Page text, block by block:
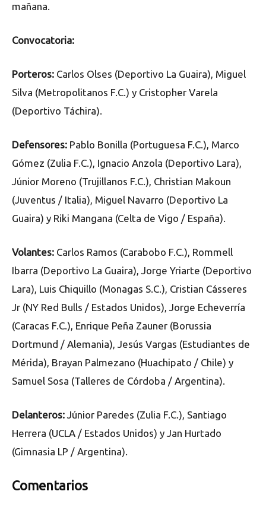
mañana.
Convocatoria:
Porteros: Carlos Olses (Deportivo La Guaira), Miguel
Silva (Metropolitanos F.C.) y Cristopher Varela
(Deportivo Táchira).
Defensores: Pablo Bonilla (Portuguesa F.C.), Marco
Gómez (Zulia F.C.), Ignacio Anzola (Deportivo Lara),
Júnior Moreno (Trujillanos F.C.), Christian Makoun
(Juventus / Italia), Miguel Navarro (Deportivo La
Guaira) y Riki Mangana (Celta de Vigo / España).
Volantes: Carlos Ramos (Carabobo F.C.), Rommell
Ibarra (Deportivo La Guaira), Jorge Yriarte (Deportivo
Lara), Luis Chiquillo (Monagas S.C.), Cristian Cásseres
Jr (NY Red Bulls / Estados Unidos), Jorge Echeverría
(Caracas F.C.), Enrique Peña Zauner (Borussia
Dortmund / Alemania), Jesús Vargas (Estudiantes de
Mérida), Brayan Palmezano (Huachipato / Chile) y
Samuel Sosa (Talleres de Córdoba / Argentina).
Delanteros: Júnior Paredes (Zulia F.C.), Santiago
Herrera (UCLA / Estados Unidos) y Jan Hurtado
(Gimnasia LP / Argentina).
Comentarios